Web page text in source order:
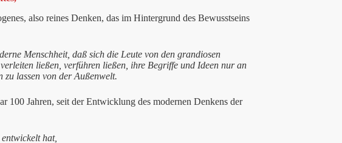
also reines Denken, das im Hintergrund des Bewusstseins
Menschheit, daß sich die Leute von den grandiosen
ließen, verführen ließen, ihre Begriffe und Ideen nur an
lassen von der Außenwelt.
100 Jahren, seit der Entwicklung des modernen Denkens der
hat,